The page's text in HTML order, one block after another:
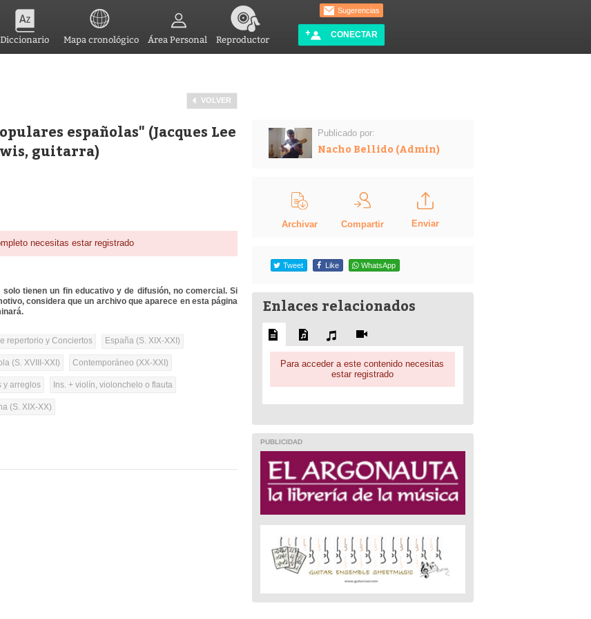
Diccionario Mapa cronológico Área Personal Reproductor
Sugerencias
CONECTAR
VOLVER
españolas" (Jacques Lee
guitarra)
necesitas estar registrado
tienen un fin educativo y de difusión, no comercial. Si
considera que un archivo que aparece en esta página
repertorio y Conciertos España (S. XIX-XXI)
(S. XVIII-XXI) Contemporáneo (XX-XXI)
y arreglos Ins. + violín, violonchelo o flauta
(S. XIX-XX)
Publicado por:
Nacho Bellido (Admin)
Archivar Compartir Enviar
Tweet Like WhatsApp
Enlaces relacionados
Para acceder a este contenido necesitas
estar registrado
PUBLICIDAD